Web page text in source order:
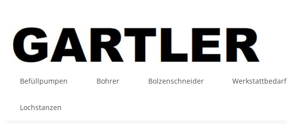
Befüllpumpen Bohrer Bolzenschneider Werkstattbedarf
Lochstanzen